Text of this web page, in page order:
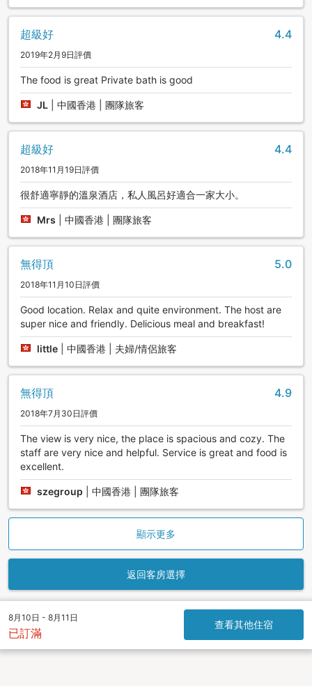
超級好 4.4
2019年2月9日評價
The food is great Private bath is good
JL 中國香港 | 團隊旅客
超級好 4.4
2018年11月19日評價
很舒適寧靜的溫泉酒店，私人風呂好適合一家大小。
Mrs 中國香港 | 團隊旅客
無得頂 5.0
2018年11月10日評價
Good location. Relax and quite environment. The host are
super nice and friendly. Delicious meal and breakfast!
little 中國香港 | 夫婦/情侶旅客
無得頂 4.9
2018年7月30日評價
The view is very nice, the place is spacious and cozy. The
staff are very nice and helpful. Service is great and food is
excellent.
szegroup 中國香港 | 團隊旅客
顯示更多
返回客房選擇
8月10日 - 8月11日
已訂滿
查看其他住宿